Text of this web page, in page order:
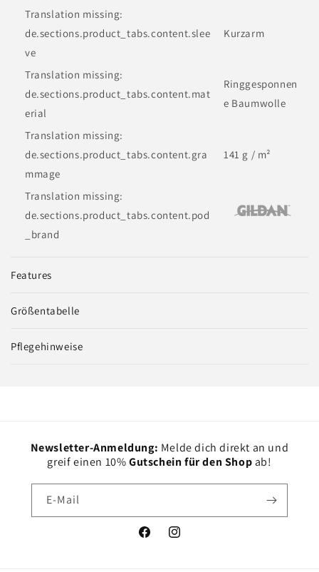
Translation missing:
de.sections.product_tabs.content.slee
ve
Kurzarm
Translation missing:
de.sections.product_tabs.content.mat
erial
Ringgesponnen
e Baumwolle
Translation missing:
de.sections.product_tabs.content.gra
mmage
141 g / m²
Translation missing:
de.sections.product_tabs.content.pod
_brand
Features
Größentabelle
Pflegehinweise
Newsletter-Anmeldung: Melde dich direkt an und
greif einen 10%Gutschein für den Shop ab!
E-Mail
FacebookInstagram